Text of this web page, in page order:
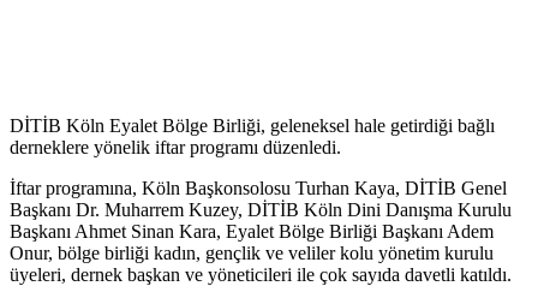
DİTİB Köln Eyalet Bölge Birliği, geleneksel hale getirdiği bağlı
derneklere yönelik iftar programı düzenledi.
İftar programına, Köln Başkonsolosu Turhan Kaya, DİTİB Genel
Başkanı Dr. Muharrem Kuzey, DİTİB Köln Dini Danışma Kurulu
Başkanı Ahmet Sinan Kara, Eyalet Bölge Birliği Başkanı Adem
Onur, bölge birliği kadın, gençlik ve veliler kolu yönetim kurulu
üyeleri, dernek başkan ve yöneticileri ile çok sayıda davetli katıldı.